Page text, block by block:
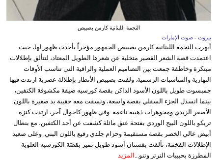
النجمة اللبنانية كارمن بصيبص
بيروت - صوت الإمارات
أبهرت النجمة اللبنانية كارمن بصيبص الجمهور مؤخراً بأحدث ظهور لها، حيث
اعتمدت قصة الشعر القصير متخلية عن شعرها الطويل المعتاد، لتتألق بإطلالات
مبتكرة وخاطفة جمعت بين التصاميم العملية والراقية التي تناسب الأوقات
النهارية والمناسبات الرسمية. ولفتت بصيبص الأنظار بإطلالة عصرية ارتدت فيها
جمبسوت طويل باللون الأسود الداكن بقصة كورسيه ضيقة مكشوفة الكتفين،
بينما انسدل الجزء السفلي بقصة واسعة، ونسقت معه حقيبة يد صغيرة باللون
الأصفر الزبدي ومجوهرات ذهبية ناعمة. وفي ظهور كاجوال آخر، ارتدت كنزة
تريكو باللون البيج الوردي بفتحة عنق مائلة كشفت عن أحد الكتفين، مع بنطال
أبيض عالي الخصر بقصة مستقيمة وحزام جلدي رفيع باللون البني. وعلى صعيد
الإطلالات الفخمة، تألقت بفستان أسود طويل تميز بقصّة الكورسيه العلوية
المطرزة بحبيبات الترتر وتنو... المزيد